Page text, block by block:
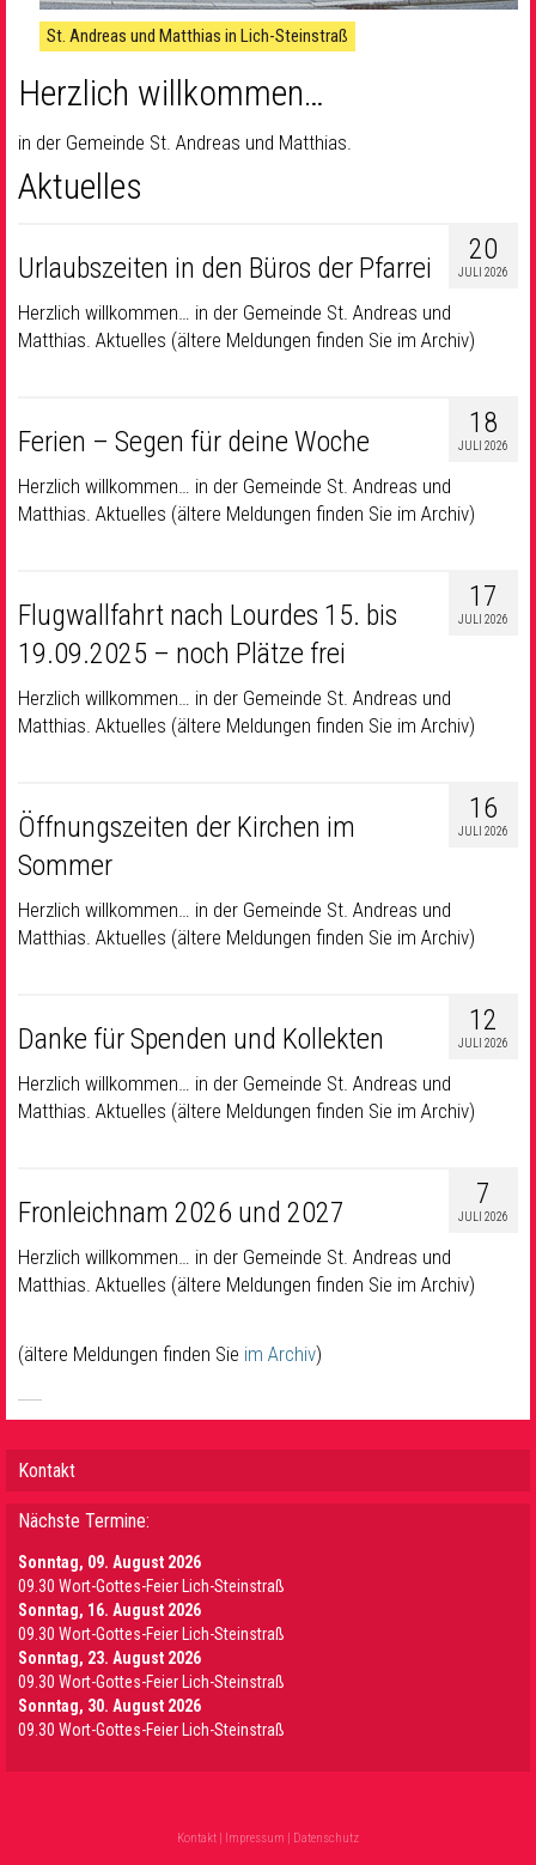
St. Andreas und Matthias in Lich-Steinstraß
Herzlich willkommen…
in der Gemeinde St. Andreas und Matthias.
Aktuelles
20
JULI 2026
Urlaubszeiten in den Büros der Pfarrei
Herzlich willkommen… in der Gemeinde St. Andreas und
Matthias. Aktuelles (ältere Meldungen finden Sie im Archiv)
18
JULI 2026
Ferien – Segen für deine Woche
Herzlich willkommen… in der Gemeinde St. Andreas und
Matthias. Aktuelles (ältere Meldungen finden Sie im Archiv)
17
JULI 2026
Flugwallfahrt nach Lourdes 15. bis
19.09.2025 – noch Plätze frei
Herzlich willkommen… in der Gemeinde St. Andreas und
Matthias. Aktuelles (ältere Meldungen finden Sie im Archiv)
16
JULI 2026
Öffnungszeiten der Kirchen im
Sommer
Herzlich willkommen… in der Gemeinde St. Andreas und
Matthias. Aktuelles (ältere Meldungen finden Sie im Archiv)
12
JULI 2026
Danke für Spenden und Kollekten
Herzlich willkommen… in der Gemeinde St. Andreas und
Matthias. Aktuelles (ältere Meldungen finden Sie im Archiv)
7
JULI 2026
Fronleichnam 2026 und 2027
Herzlich willkommen… in der Gemeinde St. Andreas und
Matthias. Aktuelles (ältere Meldungen finden Sie im Archiv)
(ältere Meldungen finden Sie im Archiv)
Kontakt
Nächste Termine:
Sonntag, 09. August 2026
09.30 Wort-Gottes-Feier Lich-Steinstraß
Sonntag, 16. August 2026
09.30 Wort-Gottes-Feier Lich-Steinstraß
Sonntag, 23. August 2026
09.30 Wort-Gottes-Feier Lich-Steinstraß
Sonntag, 30. August 2026
09.30 Wort-Gottes-Feier Lich-Steinstraß
Kontakt | Impressum | Datenschutz